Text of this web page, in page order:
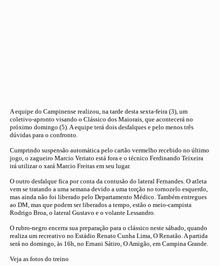
A equipe do Campinense realizou, na tarde desta sexta-feira (3), um
coletivo-apronto visando o Clássico dos Maiorais, que acontecerá no
próximo domingo (5). A equipe terá dois desfalques e pelo menos três
dúvidas para o confronto.
Cumprindo suspensão automática pelo cartão vermelho recebido no último
jogo, o zagueiro Marcio Veriato está fora e o técnico Ferdinando Teixeira
irá utilizar o xará Marcio Freitas em seu lugar.
O outro desfalque fica por conta da contusão do lateral Fernandes. O atleta
vem se tratando a uma semana devido a uma torção no tornozelo esquerdo,
mas ainda não foi liberado pelo Departamento Médico. Também entregues
ao DM, mas que podem ser liberados a tempo, estão o meio-campista
Rodrigo Broa, o lateral Gustavo e o volante Lessandro.
O rubro-negro encerra sua preparação para o clássico neste sábado, quando
realiza um recreativo no Estádio Renato Cunha Lima, O Renatão. A partida
será no domingo, às 16h, no Ernani Sátiro, O Amigão, em Campina Grande.
Veja as fotos do treino